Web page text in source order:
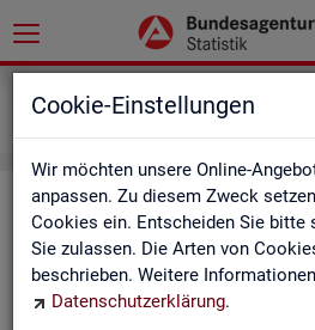
Cookie-Einstellungen
Wir möchten unsere Online-
anpassen. Zu diesem Zweck
Cookies ein. Entscheiden Sie bitte
Sie zulassen. Die Arten von
beschrieben. Weitere
Datenschutzerklärung.
Die Steck­brie­fe in­for­mie­ren über
rech­nung und Da­ten­quel­len der
tik der Bun­des­agen­tur für Ar­beit